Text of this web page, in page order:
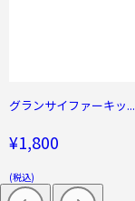
グランサイファーキッ...
¥1,800
(税込)